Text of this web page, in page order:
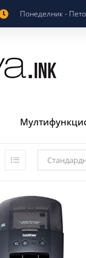
Понеделник -